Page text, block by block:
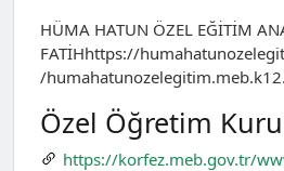
HÜMA HATUN ÖZEL EĞİTİM
FATİHhttps://
/
Özel Öğretim
https://korfez.meb.gov.tr/